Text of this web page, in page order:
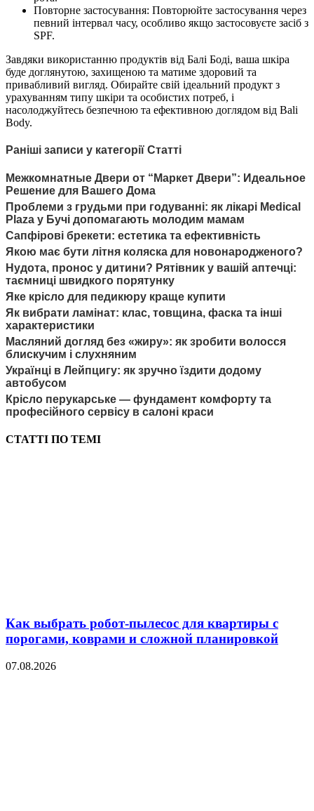
Повторне застосування: Повторюйте застосування через
певний інтервал часу, особливо якщо застосовуєте засіб з
SPF.
Завдяки використанню продуктів від Балі Боді, ваша шкіра
буде доглянутою, захищеною та матиме здоровий та
привабливий вигляд. Обирайте свій ідеальний продукт з
урахуванням типу шкіри та особистих потреб, і
насолоджуйтесь безпечною та ефективною доглядом від Bali
Body.
Раніші записи у категорії Статті
Межкомнатные Двери от “Маркет Двери”: Идеальное
Решение для Вашего Дома
Проблеми з грудьми при годуванні: як лікарі Medical
Plaza у Бучі допомагають молодим мамам
Сапфірові брекети: естетика та ефективність
Якою має бути літня коляска для новонародженого?
Нудота, пронос у дитини? Рятівник у вашій аптечці:
таємниці швидкого порятунку
Яке крісло для педикюру краще купити
Як вибрати ламінат: клас, товщина, фаска та інші
характеристики
Масляний догляд без «жиру»: як зробити волосся
блискучим і слухняним
Українці в Лейпцигу: як зручно їздити додому
автобусом
Крісло перукарське — фундамент комфорту та
професійного сервісу в салоні краси
СТАТТІ ПО ТЕМІ
Как выбрать робот-пылесос для квартиры с
порогами, коврами и сложной планировкой
07.08.2026